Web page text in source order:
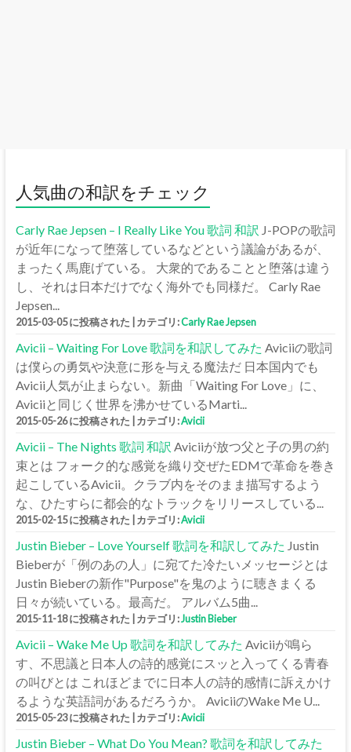
人気曲の和訳をチェック
Carly Rae Jepsen – I Really Like You 歌詞 和訳 J-POPの歌詞
が近年になって堕落しているなどという議論があるが、
まったく馬鹿げている。 大衆的であることと堕落は違う
し、それは日本だけでなく海外でも同様だ。 Carly Rae
Jepsen...
2015-03-05 に投稿された カテゴリ:Carly Rae Jepsen
Avicii – Waiting For Love 歌詞を和訳してみた Aviciiの歌詞
は僕らの勇気や決意に形を与える魔法だ 日本国内でも
Avicii人気が止まらない。新曲「Waiting For Love」に、
Aviciiと同じく世界を沸かせているMarti...
2015-05-26 に投稿された カテゴリ:Avicii
Avicii – The Nights 歌詞 和訳 Aviciiが放つ父と子の男の約
束とは フォーク的な感覚を織り交ぜたEDMで革命を巻き
起こしているAvicii。クラブ内をそのまま描写するよう
な、ひたすらに都会的なトラックをリリースしている...
2015-02-15 に投稿された カテゴリ:Avicii
Justin Bieber – Love Yourself 歌詞を和訳してみた Justin
Bieberが「例のあの人」に宛てた冷たいメッセージとは
Justin Bieberの新作"Purpose"を鬼のように聴きまくる
日々が続いている。最高だ。 アルバム5曲...
2015-11-18 に投稿された カテゴリ:Justin Bieber
Avicii – Wake Me Up 歌詞を和訳してみた Aviciiが鳴ら
す、不思議と日本人の詩的感覚にスッと入ってくる青春
の叫びとは これほどまでに日本人の詩的感情に訴えかけ
るような英語詞があるだろうか。 AviciiのWake Me U...
2015-05-23 に投稿された カテゴリ:Avicii
Justin Bieber – What Do You Mean? 歌詞を和訳してみた